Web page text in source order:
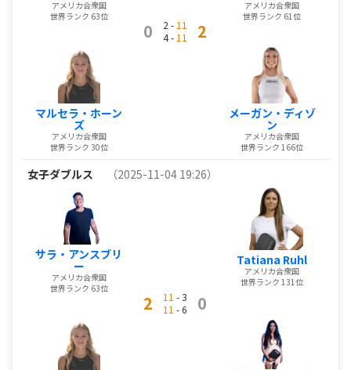
アメリカ合衆国
世界ランク 63位
マルセラ・ホーン
ズ
アメリカ合衆国
世界ランク 30位
0 2 - 11
4 - 11 2
アメリカ合衆国
世界ランク 61位
メーガン・ディゾ
ン
アメリカ合衆国
世界ランク 166位
女子ダブルス （2025-11-04 19:26）
サラ・アンスブリ
ー
アメリカ合衆国
世界ランク 63位
2 11 - 3
11 - 6 0
Tatiana Ruhl
アメリカ合衆国
世界ランク 131位